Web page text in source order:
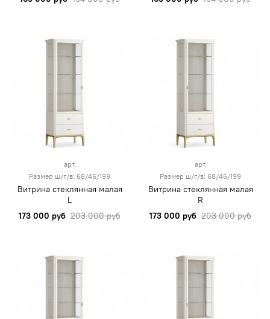
арт.
Размер ш/г/в: 68/46/199
Витрина стеклянная малая
L
173 000 руб 203 000 руб
арт.
Размер ш/г/в: 68/46/199
Витрина стеклянная малая
R
173 000 руб 203 000 руб